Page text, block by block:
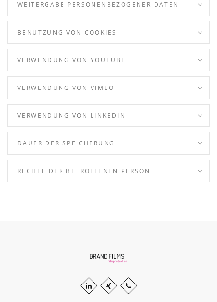
WEITERGABE PERSONENBEZOGENER DATEN
BENUTZUNG VON COOKIES
VERWENDUNG VON YOUTUBE
VERWENDUNG VON VIMEO
VERWENDUNG VON LINKEDIN
DAUER DER SPEICHERUNG
RECHTE DER BETROFFENEN PERSON